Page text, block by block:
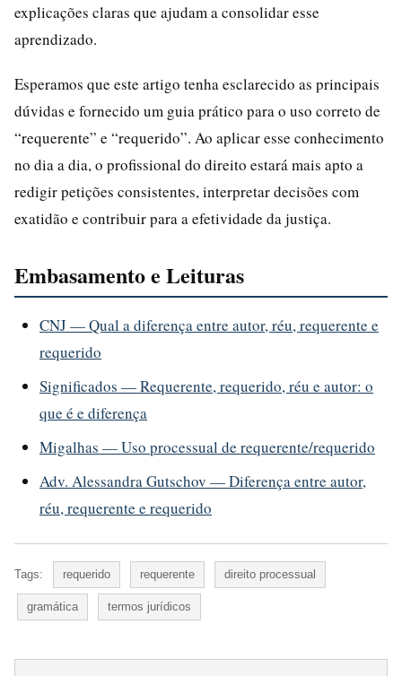
explicações claras que ajudam a consolidar esse
aprendizado.
Esperamos que este artigo tenha esclarecido as principais
dúvidas e fornecido um guia prático para o uso correto de
“requerente” e “requerido”. Ao aplicar esse conhecimento
no dia a dia, o profissional do direito estará mais apto a
redigir petições consistentes, interpretar decisões com
exatidão e contribuir para a efetividade da justiça.
Embasamento e Leituras
CNJ — Qual a diferença entre autor, réu, requerente e
requerido
Significados — Requerente, requerido, réu e autor: o
que é e diferença
Migalhas — Uso processual de requerente/requerido
Adv. Alessandra Gutschov — Diferença entre autor,
réu, requerente e requerido
Tags: requerido requerente direito processual
gramática termos jurídicos